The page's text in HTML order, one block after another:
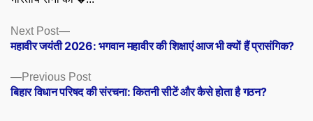
Posts
navigation
Previous PostPrevious
post:
बिहार विधान परिषद की संरचना: कितनी सीटें और कैसे होता है गठन?
Next Post
Next
post:
महावीर जयंती 2026: भगवान महावीर की शिक्षाएं आज भी क्यों हैं प्रासंगिक?